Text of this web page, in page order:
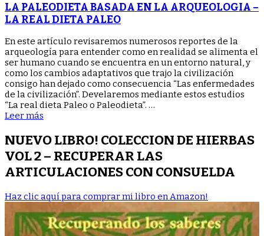
LA
ARQUEOLOGIA
–
LA
REAL
DIETA
PALEO
LA PALEODIETA BASADA EN LA ARQUEOLOGIA –
LA REAL DIETA PALEO
En este artículo revisaremos numerosos reportes de la
arqueología para entender como en realidad se alimenta el
ser humano cuando se encuentra en un entorno natural, y
como los cambios adaptativos que trajo la civilización
consigo han dejado como consecuencia “Las enfermedades
de la civilización”. Develaremos mediante estos estudios
“La real dieta Paleo o Paleodieta”. …
Leer más
NUEVO LIBRO! COLECCION DE HIERBAS
VOL 2 – RECUPERAR LAS
ARTICULACIONES CON CONSUELDA
Haz clic aquí para comprar mi libro en Amazon!